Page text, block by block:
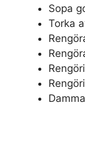
Sopa
Torka